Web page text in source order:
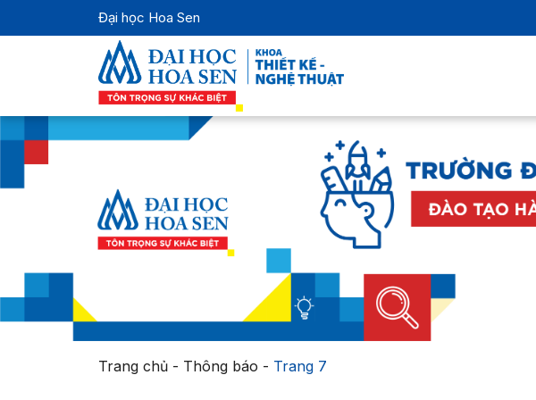
Đại học Hoa Sen
Trang chủ- Thông báo - Trang 7